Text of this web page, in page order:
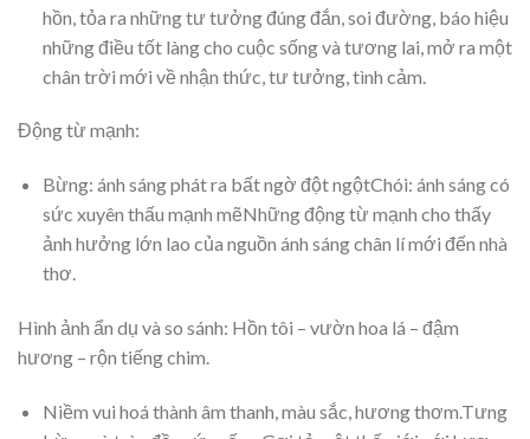
hồn, tỏa ra những tư tưởng đúng đắn, soi đường, báo hiệu
những điều tốt làng cho cuộc sống và tương lai, mở ra một
chân trời mới về nhận thức, tư tưởng, tình cảm.
Động từ mạnh:
Bừng: ánh sáng phát ra bất ngờ đột ngộtChói: ánh sáng có
sức xuyên thấu mạnh mẽNhững động từ mạnh cho thấy
ảnh hưởng lớn lao của nguồn ánh sáng chân lí mới đến nhà
thơ.
Hình ảnh ẩn dụ và so sánh: Hồn tôi – vườn hoa lá – đậm
hương – rộn tiếng chim.
Niềm vui hoá thành âm thanh, màu sắc, hương thơm.Tưng